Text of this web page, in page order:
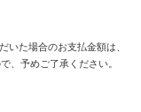
いた場合のお支払金額は、
、予めご了承ください。